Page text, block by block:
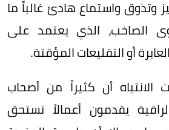
وتذوق واستماع هادئ غالباً ما
الصاخب، الذي يعتمد على
أو التقليعات المؤقتة.
الانتباه أن كثيراً من أصحاب
يقدمون أعمالاً تستحق